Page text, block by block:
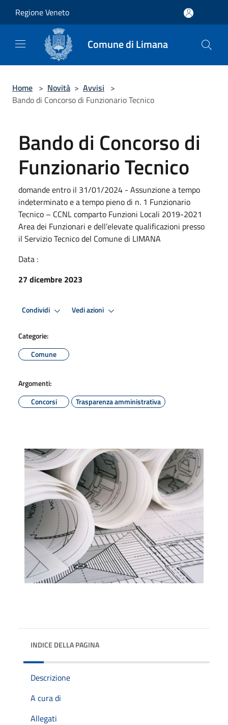
Regione Veneto
Comune di Limana
Home > Novità > Avvisi >
Bando di Concorso di Funzionario Tecnico
Bando di Concorso di
Funzionario Tecnico
domande entro il 31/01/2024 - Assunzione a tempo
indeterminato e a tempo pieno di n. 1 Funzionario
Tecnico – CCNL comparto Funzioni Locali 2019-2021
Area dei Funzionari e dell’elevate qualificazioni presso
il Servizio Tecnico del Comune di LIMANA
Data :
27 dicembre 2023
Condividi Vedi azioni
Categorie:
Comune
Argomenti:
Concorsi
Trasparenza amministrativa
INDICE DELLA PAGINA
Descrizione
A cura di
Allegati